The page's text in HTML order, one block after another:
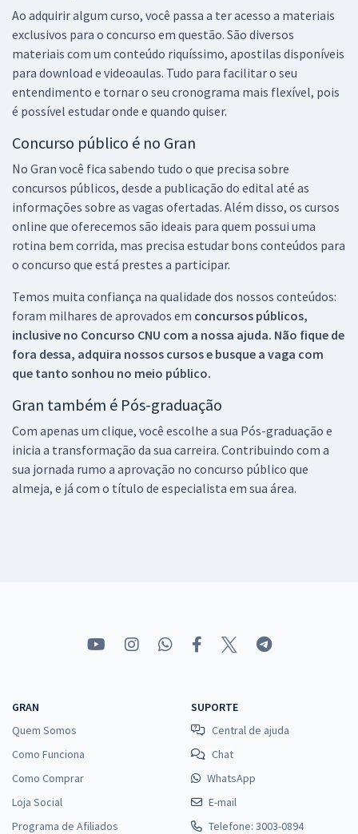
Ao adquirir algum curso, você passa a ter acesso a materiais
exclusivos para o concurso em questão. São diversos
materiais com um conteúdo riquíssimo, apostilas disponíveis
para download e videoaulas. Tudo para facilitar o seu
entendimento e tornar o seu cronograma mais flexível, pois
é possível estudar onde e quando quiser.
Concurso público é no Gran
No Gran você fica sabendo tudo o que precisa sobre
concursos públicos, desde a publicação do edital até as
informações sobre as vagas ofertadas. Além disso, os cursos
online que oferecemos são ideais para quem possui uma
rotina bem corrida, mas precisa estudar bons conteúdos para
o concurso que está prestes a participar.
Temos muita confiança na qualidade dos nossos conteúdos:
foram milhares de aprovados em concursos públicos,
inclusive no Concurso CNU com a nossa ajuda. Não fique de
fora dessa, adquira nossos cursos e busque a vaga com
que tanto sonhou no meio público.
Gran também é Pós-graduação
Com apenas um clique, você escolhe a sua Pós-graduação e
inicia a transformação da sua carreira. Contribuindo com a
sua jornada rumo a aprovação no concurso público que
almeja, e já com o título de especialista em sua área.
GRAN
Quem Somos
Como Funciona
Como Comprar
Loja Social
Programa de Afiliados
SUPORTE
Central de ajuda
Chat
WhatsApp
E-mail
Telefone: 3003-0894